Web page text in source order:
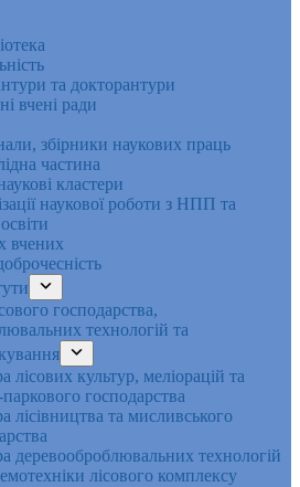
та докторантури
вчені ради
збірники наукових праць
частина
кластери
наукової роботи з НПП та
вчених
господарства,
технологій та
лісових культур, меліорацій та
господарства
лісівництва та мисливського
деревооброблювальних технологій
лісового комплексу